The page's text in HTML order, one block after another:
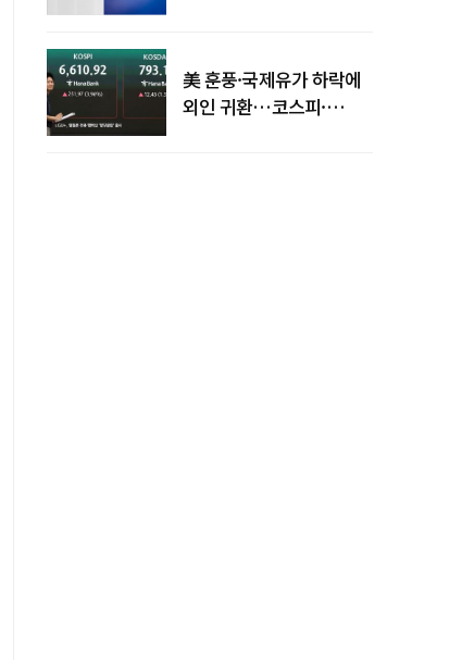
美 훈풍·국제유가 하락에
외인 귀환…코스피·